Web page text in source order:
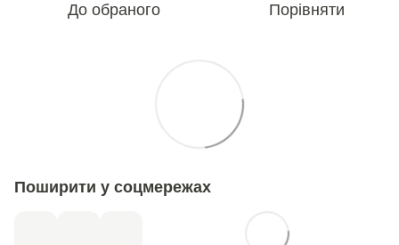
До обраного Порівняти
Поширити у соцмережах